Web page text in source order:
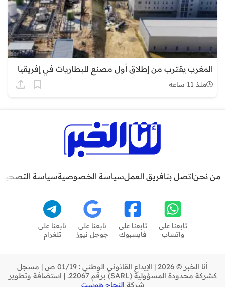
المغرب يقترب من إطلاق أول مصنع للبطاريات في إفريقيا
منذ 11 ساعة
من نحناتصل بنافريق العملسياسة الخصوصيةسياسة التصحيح
تابعنا على
واتساب
تابعنا على
فايسبوك
تابعنا على
جوجل نيوز
تابعنا على
تلغرام
أنا الخبر © 2026 | الإيداع القانوني الوطني : 01/19 ص | مسجل
كشركة محدودة المسؤولية (SARL) برقم 22067. | استضافة وتطوير
شركة النجاح هوست